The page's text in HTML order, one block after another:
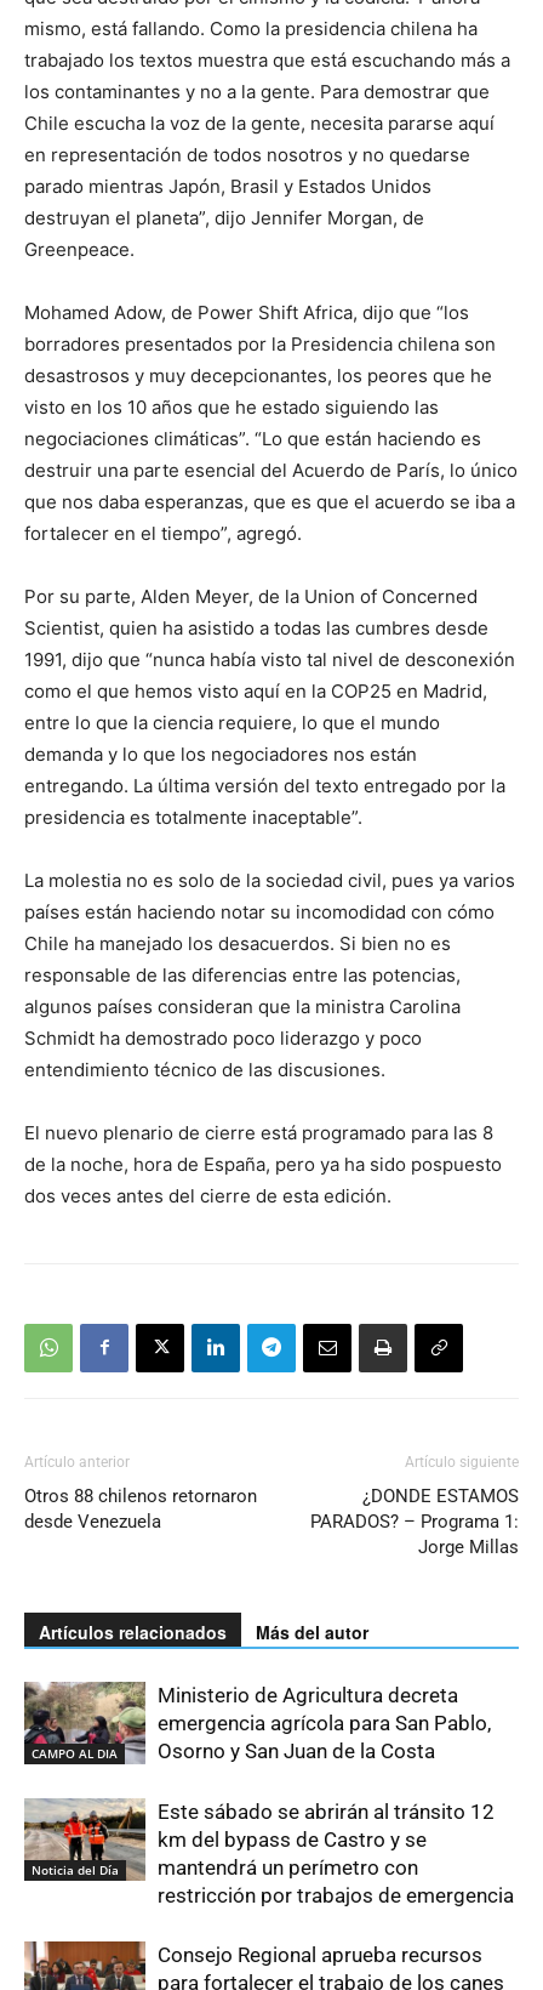
mismo, está fallando. Como la presidencia chilena ha
trabajado los textos muestra que está escuchando más a
los contaminantes y no a la gente. Para demostrar que
Chile escucha la voz de la gente, necesita pararse aquí
en representación de todos nosotros y no quedarse
parado mientras Japón, Brasil y Estados Unidos
destruyan el planeta”, dijo Jennifer Morgan, de
Greenpeace.
Mohamed Adow, de Power Shift Africa, dijo que “los
borradores presentados por la Presidencia chilena son
desastrosos y muy decepcionantes, los peores que he
visto en los 10 años que he estado siguiendo las
negociaciones climáticas”. “Lo que están haciendo es
destruir una parte esencial del Acuerdo de París, lo único
que nos daba esperanzas, que es que el acuerdo se iba a
fortalecer en el tiempo”, agregó.
Por su parte, Alden Meyer, de la Union of Concerned
Scientist, quien ha asistido a todas las cumbres desde
1991, dijo que “nunca había visto tal nivel de desconexión
como el que hemos visto aquí en la COP25 en Madrid,
entre lo que la ciencia requiere, lo que el mundo
demanda y lo que los negociadores nos están
entregando. La última versión del texto entregado por la
presidencia es totalmente inaceptable”.
La molestia no es solo de la sociedad civil, pues ya varios
países están haciendo notar su incomodidad con cómo
Chile ha manejado los desacuerdos. Si bien no es
responsable de las diferencias entre las potencias,
algunos países consideran que la ministra Carolina
Schmidt ha demostrado poco liderazgo y poco
entendimiento técnico de las discusiones.
El nuevo plenario de cierre está programado para las 8
de la noche, hora de España, pero ya ha sido pospuesto
dos veces antes del cierre de esta edición.
Artículo anterior
Otros 88 chilenos retornaron
desde Venezuela
Artículo siguiente
¿DONDE ESTAMOS
PARADOS? – Programa 1:
Jorge Millas
Artículos relacionados Más del autor
CAMPO AL DIA
Ministerio de Agricultura decreta
emergencia agrícola para San Pablo,
Osorno y San Juan de la Costa
Noticia del Día
Este sábado se abrirán al tránsito 12
km del bypass de Castro y se
mantendrá un perímetro con
restricción por trabajos de emergencia
Consejo Regional aprueba recursos
para fortalecer el trabajo de los canes